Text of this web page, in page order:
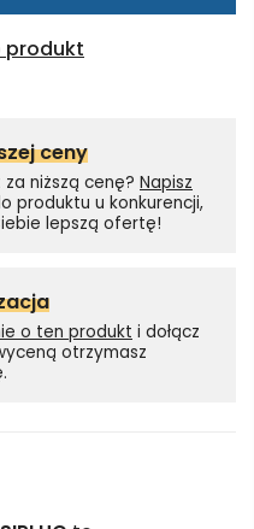
produkt
ceny
niższą cenę? Napisz
produktu u konkurencji,
lepszą ofertę!
o ten produkt i dołącz
otrzymasz